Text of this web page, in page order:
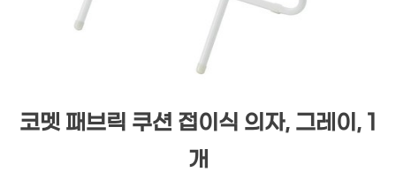
코멧 패브릭 쿠션 접이식 의자, 그레이, 1
개